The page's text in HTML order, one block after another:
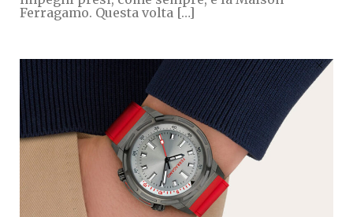
Ferragamo. Questa volta […]